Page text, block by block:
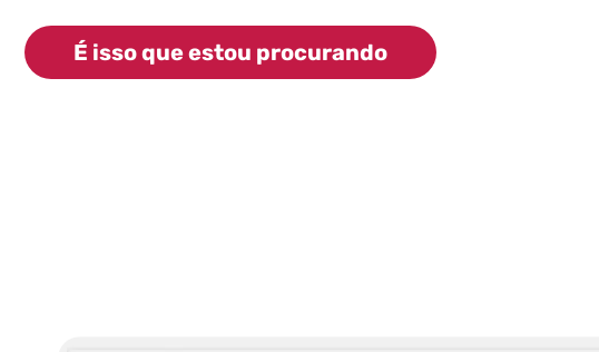
É isso que estou procurando